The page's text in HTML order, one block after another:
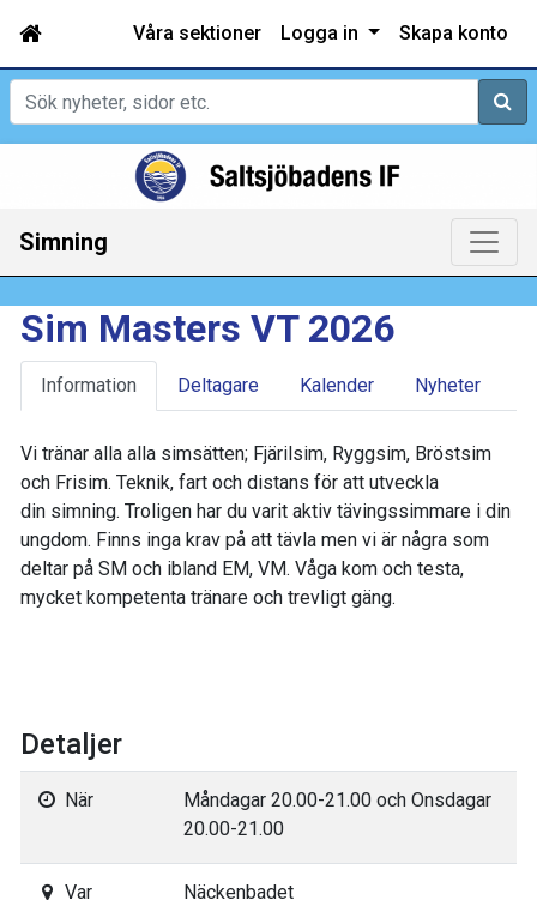
Våra sektioner Logga in Skapa konto
Sök
Simning
Sim Masters VT 2026
Information Deltagare Kalender Nyheter
Vi tränar alla alla simsätten; Fjärilsim, Ryggsim, Bröstsim
och Frisim. Teknik, fart och distans för att utveckla
din simning. Troligen har du varit aktiv tävingssimmare i din
ungdom. Finns inga krav på att tävla men vi är några som
deltar på SM och ibland EM, VM. Våga kom och testa,
mycket kompetenta tränare och trevligt gäng.
Detaljer
När
Måndagar 20.00-21.00 och Onsdagar
20.00-21.00
Var Näckenbadet